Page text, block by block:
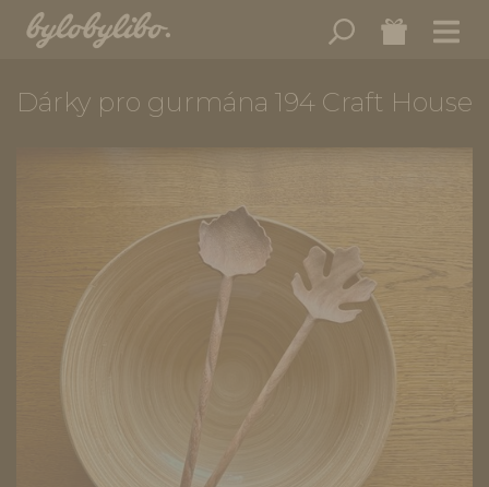
Dárky pro gurmána 194 Craft House